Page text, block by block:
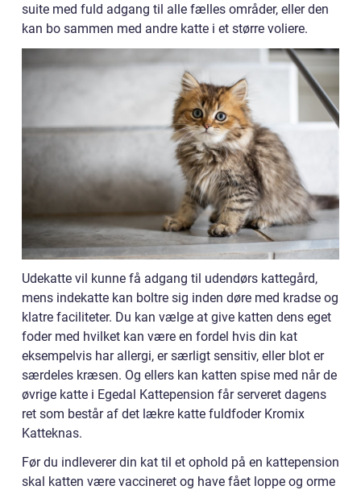
suite med fuld adgang til alle fælles områder, eller den
kan bo sammen med andre katte i et større voliere.
Udekatte vil kunne få adgang til udendørs kattegård,
mens indekatte kan boltre sig inden døre med kradse og
klatre faciliteter. Du kan vælge at give katten dens eget
foder med hvilket kan være en fordel hvis din kat
eksempelvis har allergi, er særligt sensitiv, eller blot er
særdeles kræsen. Og ellers kan katten spise med når de
øvrige katte i Egedal Kattepension får serveret dagens
ret som består af det lækre katte fuldfoder Kromix
Katteknas.
Før du indleverer din kat til et ophold på en kattepension
skal katten være vaccineret og have fået loppe og orme